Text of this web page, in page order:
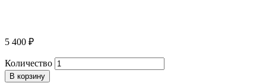
5 400 ₽
Количество
В корзину